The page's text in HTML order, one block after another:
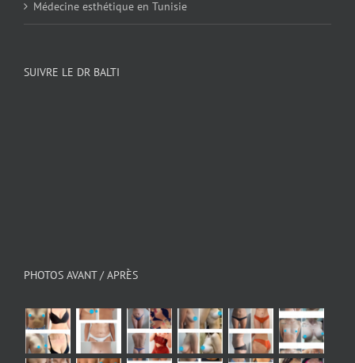
Médecine esthétique en Tunisie
SUIVRE LE DR BALTI
PHOTOS AVANT / APRÈS